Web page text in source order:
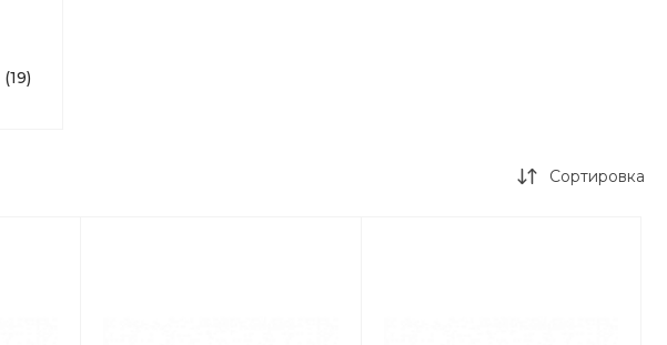
(19)
Сортировка